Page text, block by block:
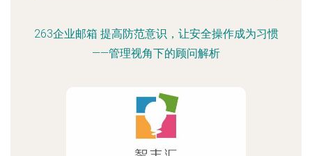
263企业邮箱 提高防范意识，让安全操作成为习惯
——管理视角下的顾问解析